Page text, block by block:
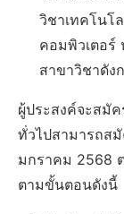
วิชาเทคโนโ
คอมพิวเตอร์
สาขาวิชาดัง
ผู้ประสงค์จะสมัค
ทั่วไปสามารถส
มกราคม 2568
ตามขั้นตอนดังนี้